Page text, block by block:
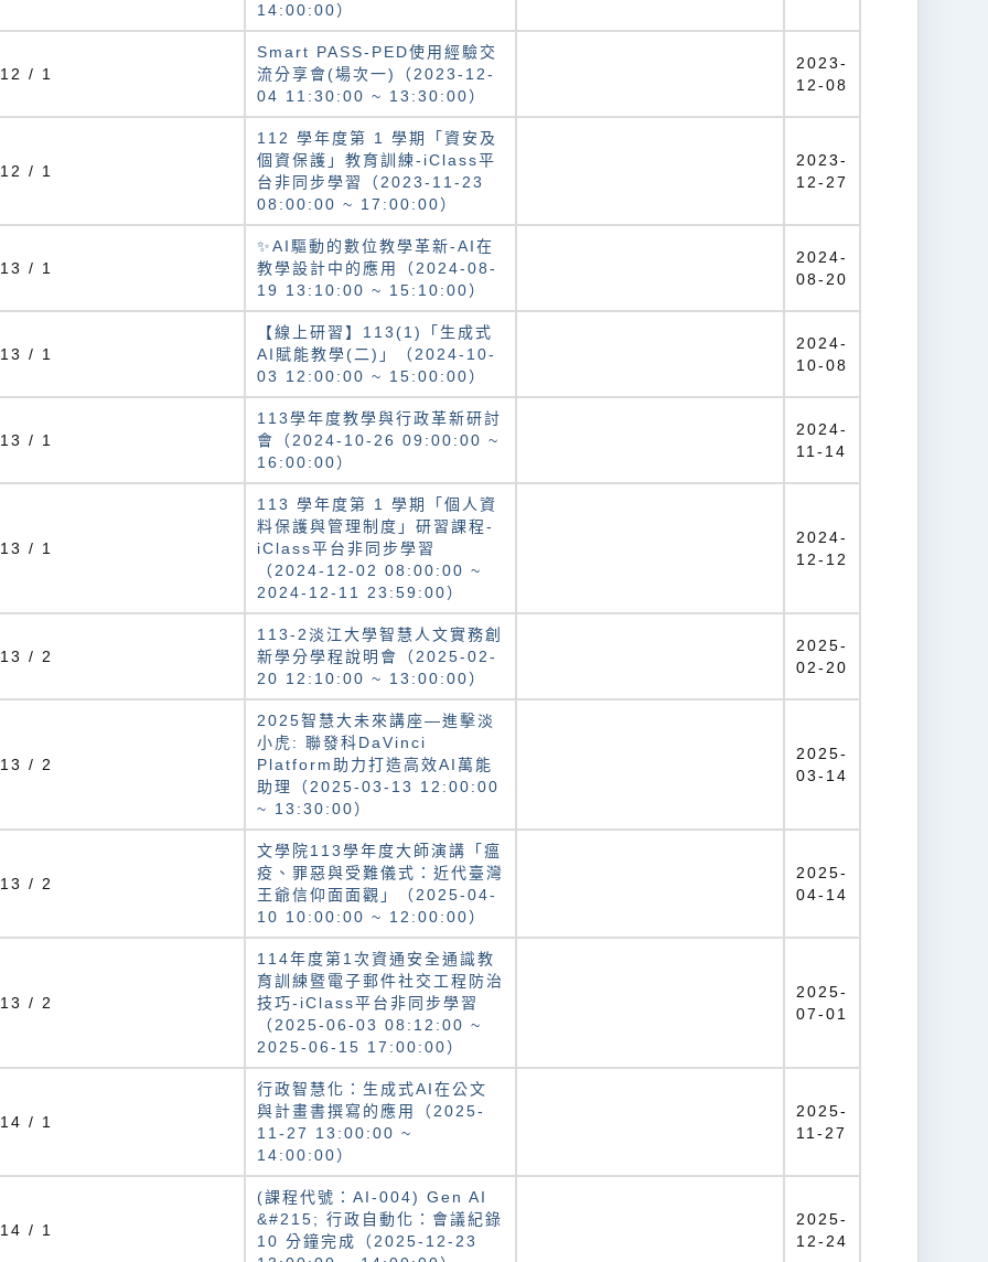
14:00:00）
/ 1
Smart PASS-PED使用經驗交
流分享會(場次一)（2023-12-
04 11:30:00 ~ 13:30:00）
2023-
12-08
/ 1
112 學年度第 1 學期「資安及
個資保護」教育訓練-iClass平
台非同步學習（2023-11-23
08:00:00 ~ 17:00:00）
2023-
12-27
/ 1
✨AI驅動的數位教學革新-AI在
教學設計中的應用（2024-08-
19 13:10:00 ~ 15:10:00）
2024-
08-20
/ 1
【線上研習】113(1)「生成式
AI賦能教學(二)」（2024-10-
03 12:00:00 ~ 15:00:00）
2024-
10-08
/ 1
113學年度教學與行政革新研討
會（2024-10-26 09:00:00 ~
16:00:00）
2024-
11-14
/ 1
113 學年度第 1 學期「個人資
料保護與管理制度」研習課程-
iClass平台非同步學習
（2024-12-02 08:00:00 ~
2024-12-11 23:59:00）
2024-
12-12
/ 2
113-2淡江大學智慧人文實務創
新學分學程說明會（2025-02-
20 12:10:00 ~ 13:00:00）
2025-
02-20
/ 2
2025智慧大未來講座—進擊淡
小虎: 聯發科DaVinci
Platform助力打造高效AI萬能
助理（2025-03-13 12:00:00
~ 13:30:00）
2025-
03-14
/ 2
文學院113學年度大師演講「瘟
疫、罪惡與受難儀式：近代臺灣
王爺信仰面面觀」（2025-04-
10 10:00:00 ~ 12:00:00）
2025-
04-14
/ 2
114年度第1次資通安全通識教
育訓練暨電子郵件社交工程防治
技巧-iClass平台非同步學習
（2025-06-03 08:12:00 ~
2025-06-15 17:00:00）
2025-
07-01
/ 1
行政智慧化：生成式AI在公文
與計畫書撰寫的應用（2025-
11-27 13:00:00 ~
14:00:00）
2025-
11-27
/ 1
(課程代號：AI-004) Gen AI
&#215; 行政自動化：會議紀錄
10 分鐘完成（2025-12-23
2025-
12-24